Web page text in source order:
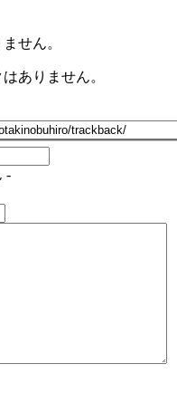
せん。
ありません。
-